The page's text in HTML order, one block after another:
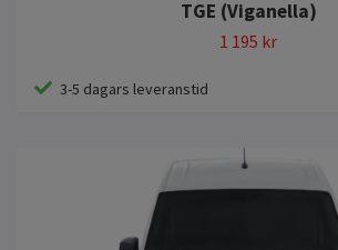
TGE (Viganella)
1 195 kr
3-5 dagars leveranstid